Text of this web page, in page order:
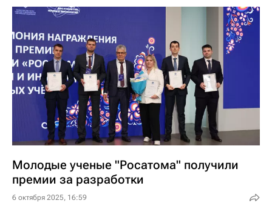
Молодые ученые "Росатома" получили
премии за разработки
6 октября 2025, 16:59